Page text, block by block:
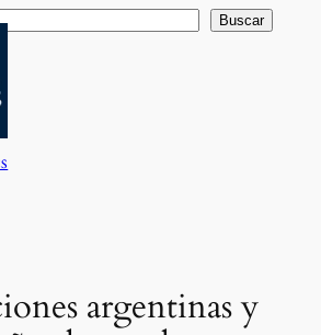
Buscar
argentinas y